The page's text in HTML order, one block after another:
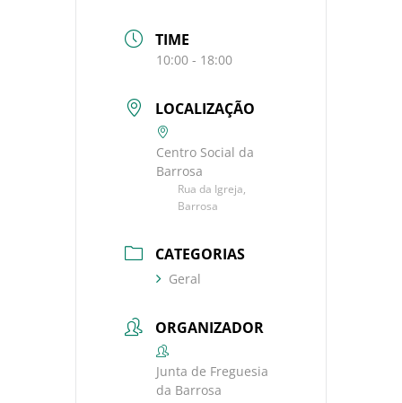
TIME
10:00 - 18:00
LOCALIZAÇÃO
Centro Social da
Barrosa
Rua da Igreja,
Barrosa
CATEGORIAS
Geral
ORGANIZADOR
Junta de Freguesia
da Barrosa